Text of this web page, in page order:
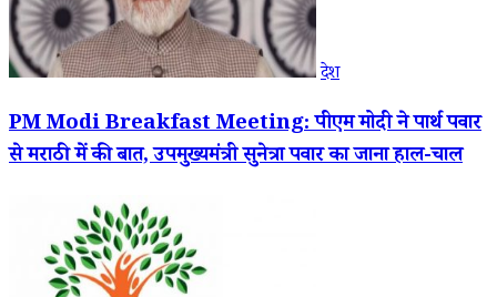
देश
PM Modi Breakfast Meeting: पीएम मोदी ने पार्थ पवार
से मराठी में की बात, उपमुख्यमंत्री सुनेत्रा पवार का जाना हाल-चाल